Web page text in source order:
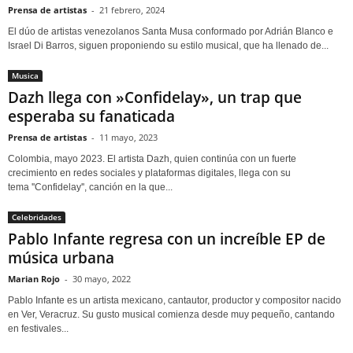
Prensa de artistas - 21 febrero, 2024
El dúo de artistas venezolanos Santa Musa conformado por Adrián Blanco e
Israel Di Barros, siguen proponiendo su estilo musical, que ha llenado de...
Musica
Dazh llega con »Confidelay», un trap que
esperaba su fanaticada
Prensa de artistas - 11 mayo, 2023
Colombia, mayo 2023. El artista Dazh, quien continúa con un fuerte
crecimiento en redes sociales y plataformas digitales, llega con su
tema ''Confidelay'', canción en la que...
Celebridades
Pablo Infante regresa con un increíble EP de
música urbana
Marian Rojo - 30 mayo, 2022
Pablo Infante es un artista mexicano, cantautor, productor y compositor nacido
en Ver, Veracruz. Su gusto musical comienza desde muy pequeño, cantando
en festivales...